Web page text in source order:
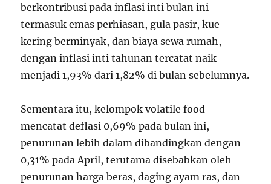
berkontribusi pada inflasi inti bulan ini
termasuk emas perhiasan, gula pasir, kue
kering berminyak, dan biaya sewa rumah,
dengan inflasi inti tahunan tercatat naik
menjadi 1,93% dari 1,82% di bulan sebelumnya.
Sementara itu, kelompok volatile food
mencatat deflasi 0,69% pada bulan ini,
penurunan lebih dalam dibandingkan dengan
0,31% pada April, terutama disebabkan oleh
penurunan harga beras, daging ayam ras, dan